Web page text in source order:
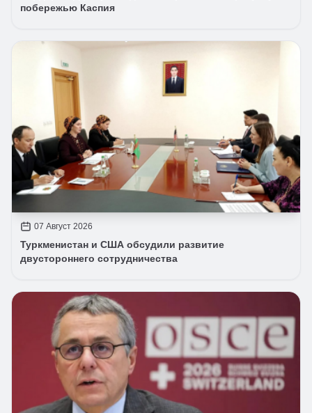
побережью Каспия
07 Август 2026
Туркменистан и США обсудили развитие
двустороннего сотрудничества